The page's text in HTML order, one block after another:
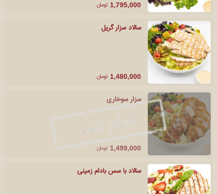
1,795,000 تومان
سالاد سزار گریل
1,480,000 تومان
سزار سوخاری
1,499,000 تومان
سالاد با سس بادام زمینی